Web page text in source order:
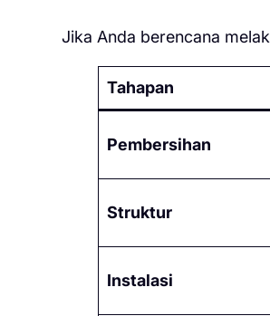
Jika Anda berencana
Tahapan
Pembersihan
Struktur
Instalasi